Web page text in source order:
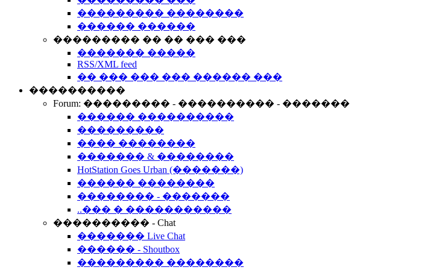
��������� ��������
������ ������
��������� �� �� ��� ���
������� �����
RSS/XML feed
�� ��� ��� ��� ������ ���
����������
Forum: ��������� - ���������� - �������
������ ����������
���������
���� ��������
������� & ��������
HotStation Goes Urban (�������)
������ ��������
�������� - �������
..��� � �����������
���������� - Chat
������� Live Chat
������ - Shoutbox
��������� ��������